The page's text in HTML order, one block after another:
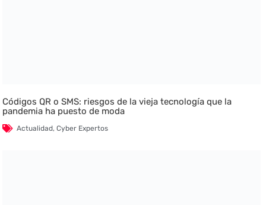
Códigos QR o SMS: riesgos de la vieja tecnología que la
pandemia ha puesto de moda
Actualidad,Cyber Expertos